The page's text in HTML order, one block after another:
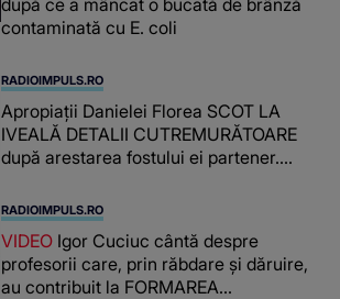
contaminată cu E. coli
RADIOIMPULS.RO
Apropiații Danielei Florea SCOT LA
IVEALĂ DETALII CUTREMURĂTOARE
după arestarea fostului ei partener.
românca ucisă în Italia și ascunsă în
lada unui pat: " Îmi pare rău că nu am
reușit să fac mai mult pentru ea și..."
RADIOIMPULS.RO
VIDEO Igor Cuciuc cântă despre
profesorii care, prin răbdare și dăruire,
au contribuit la FORMAREA